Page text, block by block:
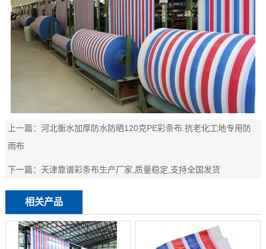
上一篇：河北衡水加厚防水防晒120克PE彩条布.抗老化工地专用防
雨布
下一篇： 天津靠谱彩条布生产厂家,质量稳定,支持全国发货
相关产品